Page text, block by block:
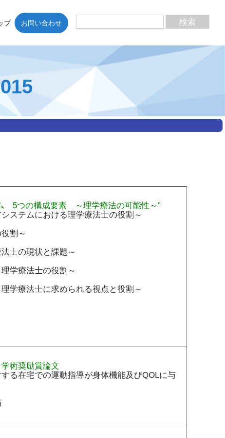
プ お問い合わせ
5つの構成要素 ～理学療法の可能性～”
ステムにおける理学療法士の役割～
割～
士の現状と課題～
理学療法士の役割～
学療法士に求められる視点と役割～
術奨励賞論文
する在宅での運動指導が身体機能及びQOLに与